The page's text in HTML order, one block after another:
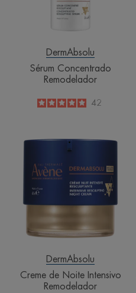
DermAbsolu
Sérum Concentrado
Remodelador
5
/
5
42
Creme
de
Intensivo
Remodelador
DermAbsolu
Creme de Noite Intensivo
Remodelador